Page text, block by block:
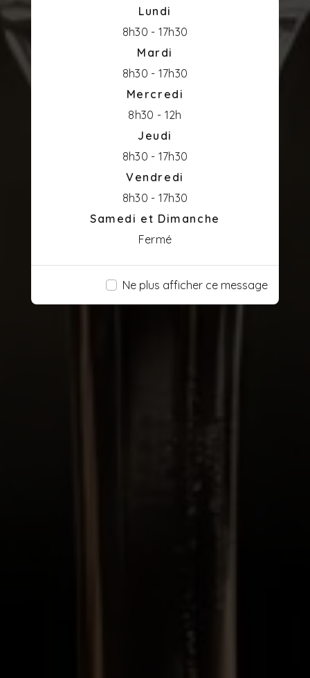
Lundi
8h30 - 17h30
Mardi
8h30 - 17h30
Mercredi
8h30 - 12h
Jeudi
8h30 - 17h30
Vendredi
8h30 - 17h30
Samedi et Dimanche
Fermé
Ne plus afficher ce message